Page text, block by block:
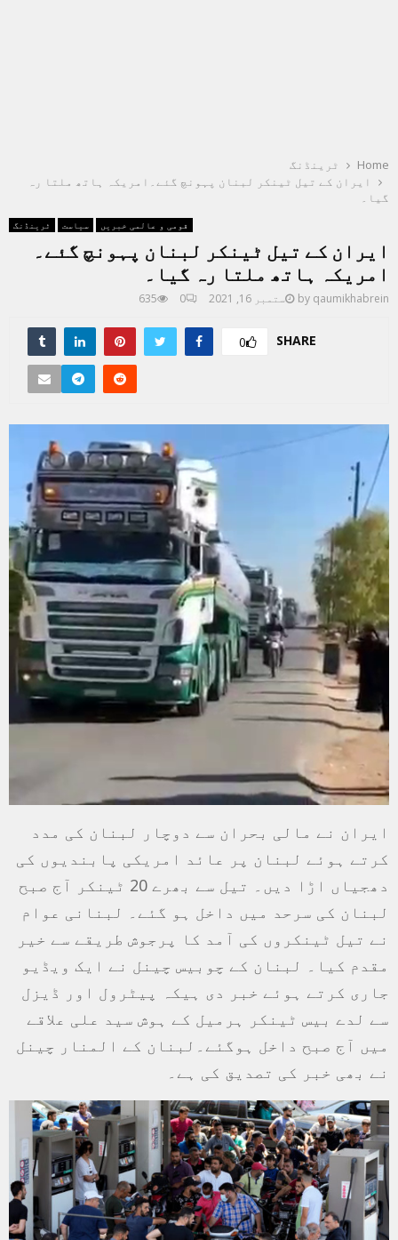
Home
ٹرینڈنگ
ایران کے تیل ٹینکر لبنان پہونچ گئے۔امریکہ ہاتھ ملتا رہ
گیا۔
ٹرینڈنگ سیاست قومی و عالمی خبریں
ایران کے تیل ٹینکر لبنان پہونچ گئے۔
امریکہ ہاتھ ملتا رہ گیا۔
by qaumikhabrein ستمبر 16, 2021 0
635
SHARE
0
ایران نے مالی بحران سے دوچار لبنان کی مدد
کرتے ہوئے لبنان پر عائد امریکی پابندیوں کی
دھجیاں اڑا دیں۔ تیل سے بھرے 20 ٹینکر آج صبح
لبنان کی سرحد میں داخل ہو گئے۔ لبنانی عوام
نے تیل ٹینکروں کی آمد کا پرجوش طریقے سے خیر
مقدم کیا۔ لبنان کے چوبیس چینل نے ایک ویڈیو
جاری کرتے ہوئے خبر دی ہیکہ پیٹرول اور ڈیزل
سے لدے بیس ٹینکر ہرمیل کے ہوش سید علی علاقے
میں آج صبح داخل ہوگئے۔لبنان کے المنار چینل
نے بھی خبر کی تصدیق کی ہے۔